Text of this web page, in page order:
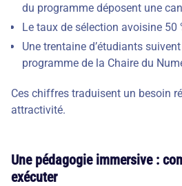
du programme déposent une
Le taux de sélection avoisine 50
Une trentaine d’étudiants
programme de la Chaire du
Ces chiffres traduisent un besoin
attractivité.
Une pédagogie immersive :
exécuter